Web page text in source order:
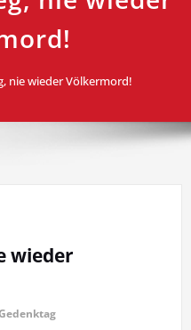
nie wieder Völkermord!
wieder